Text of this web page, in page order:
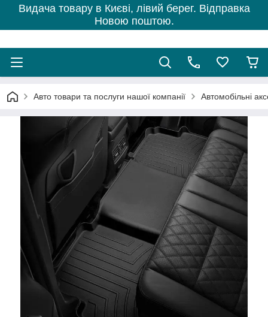
Видача товару в Києві, лівий берег. Відправка
Новою поштою.
Авто товари та послуги нашої компанії Автомобільні